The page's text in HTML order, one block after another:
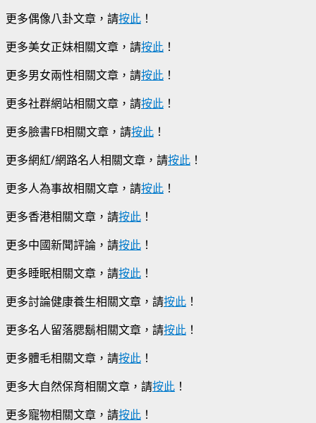
更多偶像八卦文章，請按此 ！
更多美女正妹相關文章，請按此 ！
更多男女兩性相關文章，請按此 ！
更多社群網站相關文章，請按此 ！
更多臉書FB相關文章，請按此 ！
更多網紅/網路名人相關文章，請按此 ！
更多人為事故相關文章，請按此 ！
更多香港相關文章，請按此 ！
更多中國新聞評論，請按此 ！
更多睡眠相關文章，請按此 ！
更多討論健康養生相關文章，請按此 ！
更多名人留落腮鬍相關文章，請按此 ！
更多體毛相關文章，請按此 ！
更多大自然保育相關文章，請按此 ！
更多寵物相關文章，請按此 ！